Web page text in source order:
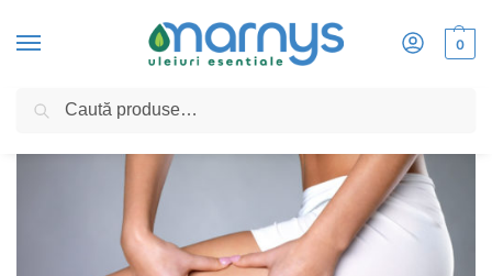
0
Home Celulita – metode de preventie si remedii naturale pentru o piele ferma